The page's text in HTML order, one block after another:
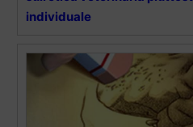
individuale